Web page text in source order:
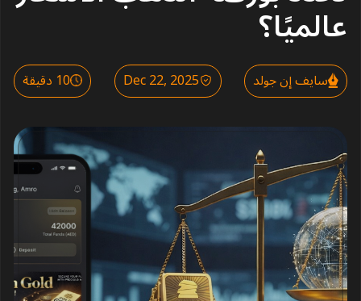
عالميًا؟
سايف إن جولد Dec 22, 2025 10 دقيقة